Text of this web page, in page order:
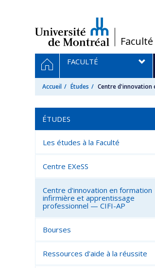
/
Navigation
principale
ACCUEIL
FACULTÉ
Accueil Études Centre d'innovation
ÉTUDES
Les études à la Faculté
Centre EXeSS
Centre d'innovation en formation
infirmière et apprentissage
professionnel — CIFI-AP
Bourses
Ressources d'aide à la réussite